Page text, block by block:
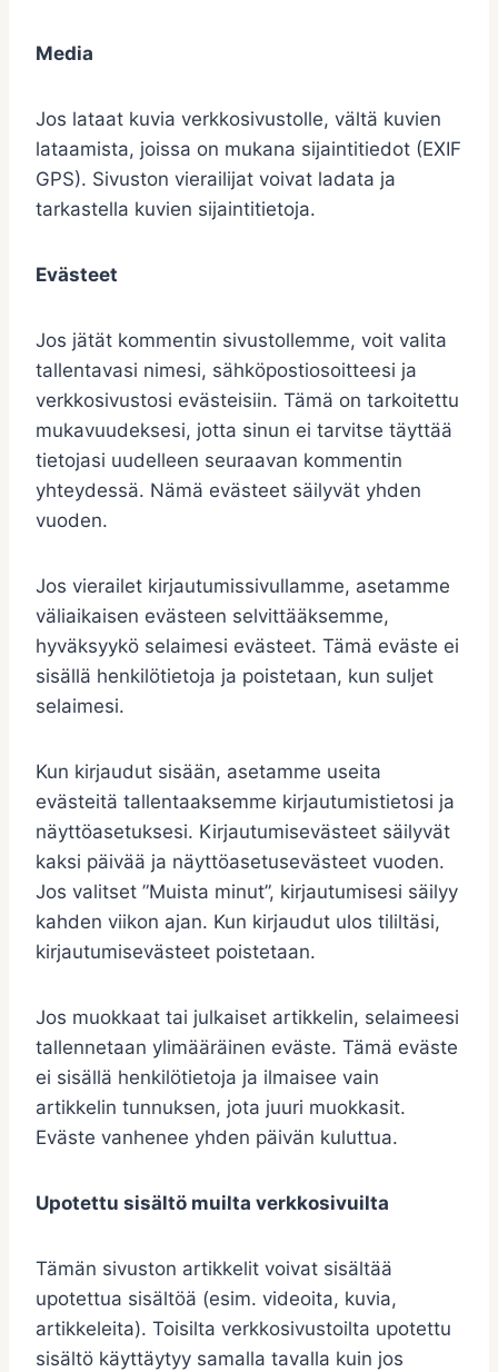
Media
Jos lataat kuvia verkkosivustolle, vältä kuvien
lataamista, joissa on mukana sijaintitiedot (EXIF
GPS). Sivuston vierailijat voivat ladata ja
tarkastella kuvien sijaintitietoja.
Evästeet
Jos jätät kommentin sivustollemme, voit valita
tallentavasi nimesi, sähköpostiosoitteesi ja
verkkosivustosi evästeisiin. Tämä on tarkoitettu
mukavuudeksesi, jotta sinun ei tarvitse täyttää
tietojasi uudelleen seuraavan kommentin
yhteydessä. Nämä evästeet säilyvät yhden
vuoden.
Jos vierailet kirjautumissivullamme, asetamme
väliaikaisen evästeen selvittääksemme,
hyväksyykö selaimesi evästeet. Tämä eväste ei
sisällä henkilötietoja ja poistetaan, kun suljet
selaimesi.
Kun kirjaudut sisään, asetamme useita
evästeitä tallentaaksemme kirjautumistietosi ja
näyttöasetuksesi. Kirjautumisevästeet säilyvät
kaksi päivää ja näyttöasetusevästeet vuoden.
Jos valitset ”Muista minut”, kirjautumisesi säilyy
kahden viikon ajan. Kun kirjaudut ulos tililtäsi,
kirjautumisevästeet poistetaan.
Jos muokkaat tai julkaiset artikkelin, selaimeesi
tallennetaan ylimääräinen eväste. Tämä eväste
ei sisällä henkilötietoja ja ilmaisee vain
artikkelin tunnuksen, jota juuri muokkasit.
Eväste vanhenee yhden päivän kuluttua.
Upotettu sisältö muilta verkkosivuilta
Tämän sivuston artikkelit voivat sisältää
upotettua sisältöä (esim. videoita, kuvia,
artikkeleita). Toisilta verkkosivustoilta upotettu
sisältö käyttäytyy samalla tavalla kuin jos